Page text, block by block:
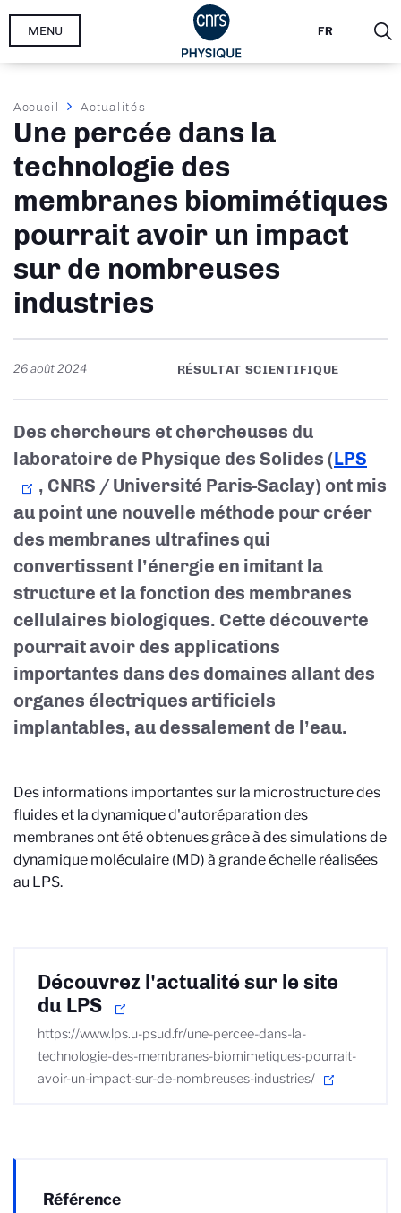
Aller
FR
MENU
Fil
d'Ariane
Accueil Actualités
Une percée dans la
technologie des
membranes biomimétiques
pourrait avoir un impact
sur de nombreuses
industries
26 août 2024 RÉSULTAT SCIENTIFIQUE
Des chercheurs et chercheuses du
laboratoire de Physique des Solides (LPS
, CNRS / Université Paris-Saclay) ont mis
au point une nouvelle méthode pour créer
des membranes ultrafines qui
convertissent l’énergie en imitant la
structure et la fonction des membranes
cellulaires biologiques. Cette découverte
pourrait avoir des applications
importantes dans des domaines allant des
organes électriques artificiels
implantables, au dessalement de l’eau.
Des informations importantes sur la microstructure des
fluides et la dynamique d'autoréparation des
membranes ont été obtenues grâce à des simulations de
dynamique moléculaire (MD) à grande échelle réalisées
au LPS.
Découvrez l'actualité sur le site
du LPS
https://www.lps.u-psud.fr/une-percee-dans-la-
technologie-des-membranes-biomimetiques-pourrait-
avoir-un-impact-sur-de-nombreuses-industries/
Référence